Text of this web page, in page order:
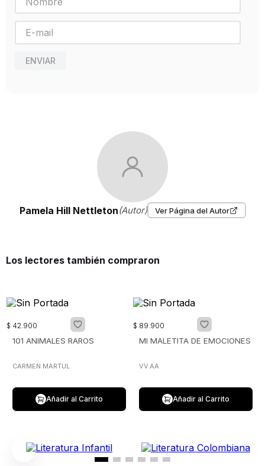
ENVIAR
Pamela Hill Nettleton(Autor) Ver Página del Autor
Los lectores también compraron
$ 42.900
101 ANIMALES RAROS
CARMEN MARTUL
Añadir al Carrito
$ 89.900
MI MALETITA DE EMOCIONES
VV.AA
Añadir al Carrito